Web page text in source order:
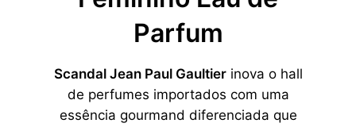
Parfum
Scandal Jean Paul Gaultierinova o hall
de perfumes importados com uma
essência gourmand diferenciada que